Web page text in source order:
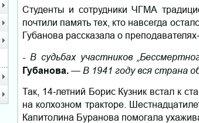
Студенты и сотрудники ЧГМА
почтили память тех, кто навсегда
Губанова рассказала о
- В судьбах участников
Губанова. — В 1941 году вся страна
Так, 14‑летний Борис Кузник встал к
на колхозном тракторе.
Капитолина Буранова помогала